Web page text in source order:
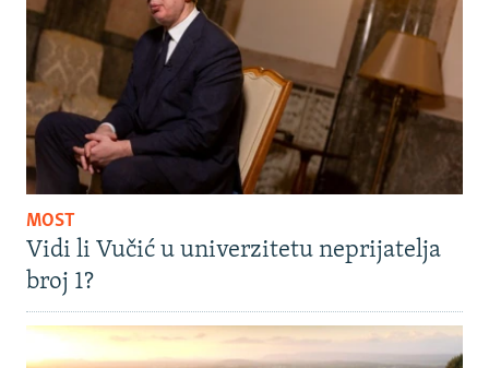
MOST
Vidi li Vučić u univerzitetu neprijatelja
broj 1?